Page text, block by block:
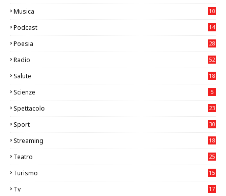
Musica
10
Podcast 14
Poesia 28
Radio 52
Salute
18
Scienze 5
Spettacolo 23
Sport
30
Streaming 18
Teatro
25
Turismo
15
Tv
17